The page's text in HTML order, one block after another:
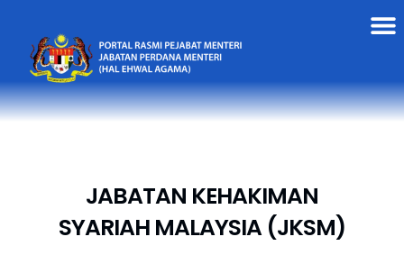
JABATAN KEHAKIMAN
SYARIAH MALAYSIA (JKSM)